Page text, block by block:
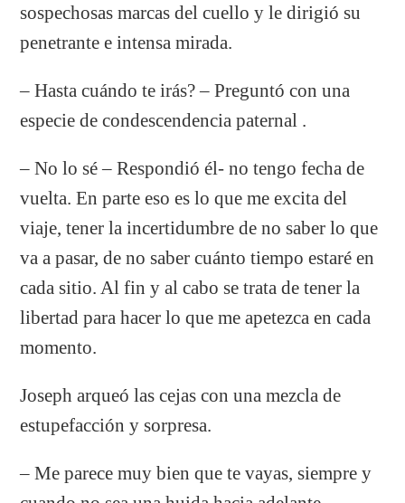
sospechosas marcas del cuello y le dirigió su
penetrante e intensa mirada.
– Hasta cuándo te irás? – Preguntó con una
especie de condescendencia paternal .
– No lo sé – Respondió él- no tengo fecha de
vuelta. En parte eso es lo que me excita del
viaje, tener la incertidumbre de no saber lo que
va a pasar, de no saber cuánto tiempo estaré en
cada sitio. Al fin y al cabo se trata de tener la
libertad para hacer lo que me apetezca en cada
momento.
Joseph arqueó las cejas con una mezcla de
estupefacción y sorpresa.
– Me parece muy bien que te vayas, siempre y